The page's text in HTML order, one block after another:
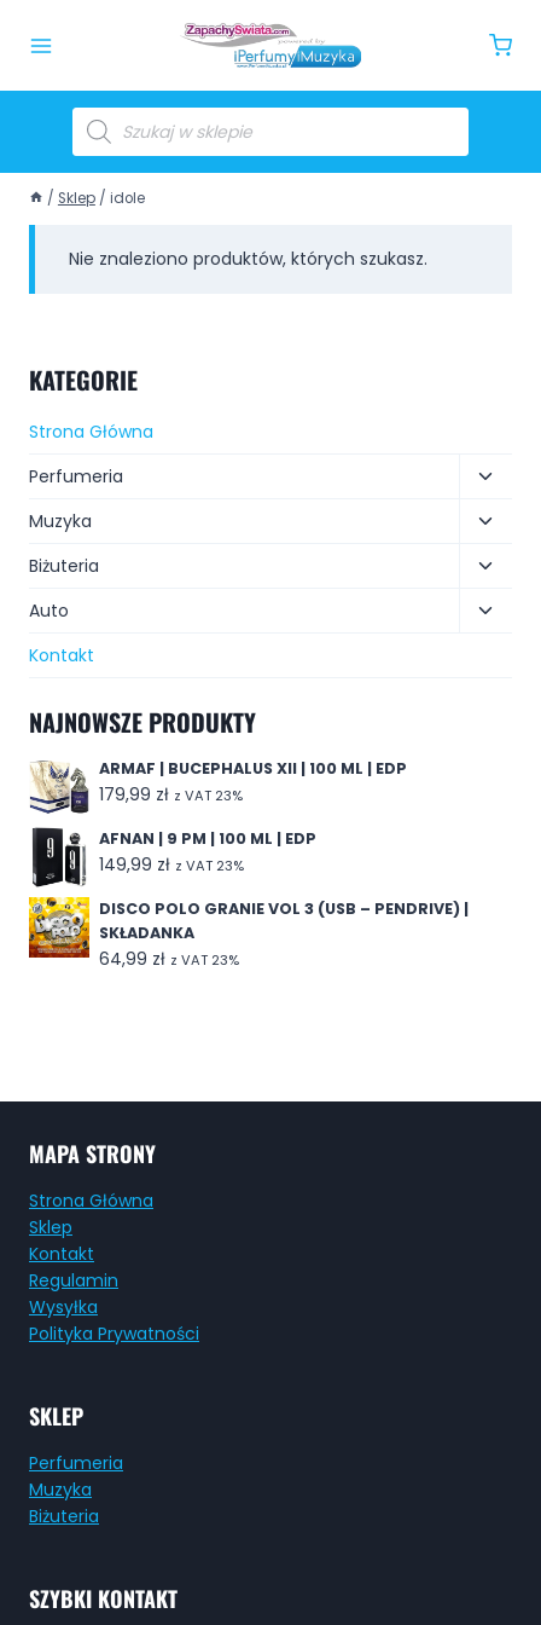
/ Sklep / idole
Nie znaleziono produktów, których szukasz.
KATEGORIE
Strona Główna
Perfumeria
Muzyka
Biżuteria
Auto
Kontakt
NAJNOWSZE PRODUKTY
ARMAF | BUCEPHALUS XII | 100 ML | EDP
179,99 zł z VAT 23%
AFNAN | 9 PM | 100 ML | EDP
149,99 zł z VAT 23%
DISCO POLO GRANIE VOL 3 (USB – PENDRIVE) |
SKŁADANKA
64,99 zł z VAT 23%
MAPA STRONY
Strona Główna
Sklep
Kontakt
Regulamin
Wysyłka
Polityka Prywatności
SKLEP
Perfumeria
Muzyka
Biżuteria
SZYBKI KONTAKT